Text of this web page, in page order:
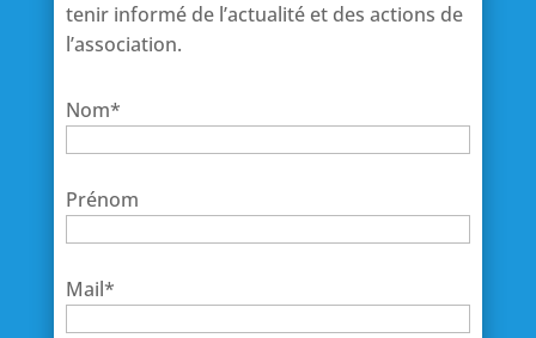
tenir informé de l’actualité et des actions de
l’association.
Nom*
Prénom
Mail*